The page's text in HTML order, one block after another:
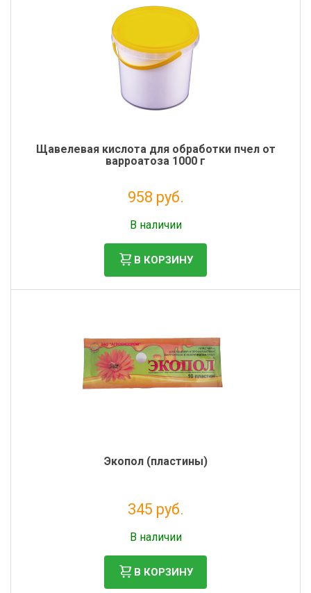
Щавелевая кислота для обработки пчел от
варроатоза 1000 г
958 руб.
В наличии
В КОРЗИНУ
Экопол (пластины)
345 руб.
В наличии
В КОРЗИНУ